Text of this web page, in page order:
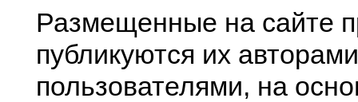
Размещенные на сайте
публикуются их
пользователями, на